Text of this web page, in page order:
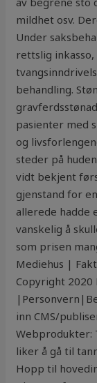
mildhet osv.
Under
rettslig
behandling.
pasienter med
og
steder på
vidt bekjent
gjenstand for
allerede hadde
vanskelig å
som prisen
Mediehus |
Copyright 2020
inn CMS/
Webprodukter:
liker å gå til
Hopp til